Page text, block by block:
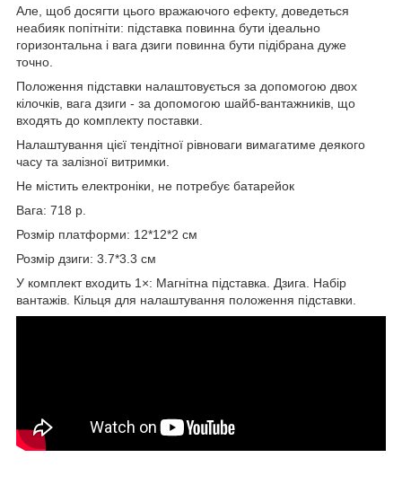
Але, щоб досягти цього вражаючого ефекту, доведеться
неабияк попітніти: підставка повинна бути ідеально
горизонтальна і вага дзиги повинна бути підібрана дуже
точно.
Положення підставки налаштовується за допомогою двох
кілочків, вага дзиги - за допомогою шайб-вантажників, що
входять до комплекту поставки.
Налаштування цієї тендітної рівноваги вимагатиме деякого
часу та залізної витримки.
Не містить електроніки, не потребує батарейок
Вага: 718 р.
Розмір платформи: 12*12*2 см
Розмір дзиги: 3.7*3.3 см
У комплект входить 1×: Магнітна підставка. Дзига. Набір
вантажів. Кільця для налаштування положення підставки.